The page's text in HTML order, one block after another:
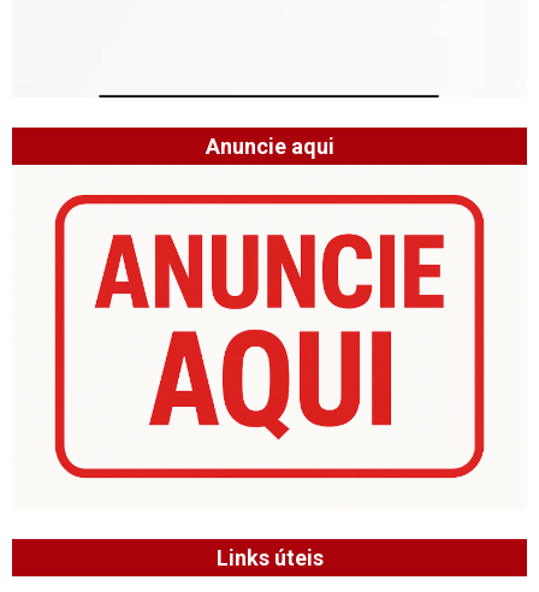
Anuncie aqui
Links úteis